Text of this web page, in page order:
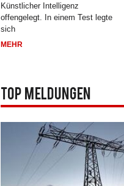
Künstlicher Intelligenz
offengelegt. In einem Test legte
sich
MEHR
Top Meldungen